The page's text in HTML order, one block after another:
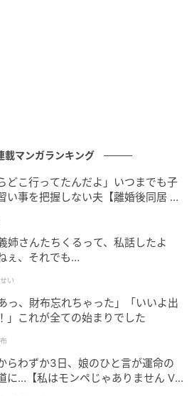
トシアーオーバーサイズパー
ール価格）
ロン素材を使用したフードパー
水加工付きの素材を使用してお
くと便利そうです。フードの
た仕様や、浅めのつばが付い
やすそうな工夫が詰まってい
シルエットで、Tシャツやワン
羽織れます。ウエストのドロ
ハリのある女性らしい着こな
載マンガランキング
どこ行ってたんだよ」いつまでも子
い事を把握しない夫【離婚後同居 Vo
さんたちくるって、私話したよ
ぇ、それでも…
い
、財布忘れちゃった」「いいよ出
」これが全ての始まりでした
らわずか3日、娘のひと言が運命の
に…【私はモンペじゃありません Vo